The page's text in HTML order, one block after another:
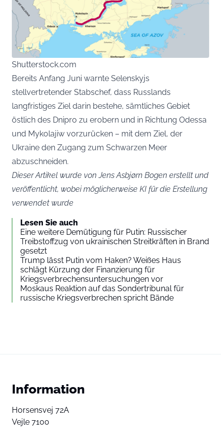
Shutterstock.com
Bereits Anfang Juni warnte Selenskyjs
stellvertretender Stabschef, dass Russlands
langfristiges Ziel darin bestehe, sämtliches Gebiet
östlich des Dnipro zu erobern und in Richtung Odessa
und Mykolajiw vorzurücken – mit dem Ziel, der
Ukraine den Zugang zum Schwarzen Meer
abzuschneiden.
Dieser Artikel wurde von Jens Asbjørn Bogen erstellt und
veröffentlicht, wobei möglicherweise KI für die Erstellung
verwendet wurde
Lesen Sie auch
Eine weitere Demütigung für Putin: Russischer
Treibstoffzug von ukrainischen Streitkräften in Brand
gesetzt
Trump lässt Putin vom Haken? Weißes Haus
schlägt Kürzung der Finanzierung für
Kriegsverbrechensuntersuchungen vor
Moskaus Reaktion auf das Sondertribunal für
russische Kriegsverbrechen spricht Bände
Information
Horsensvej 72A
Vejle 7100